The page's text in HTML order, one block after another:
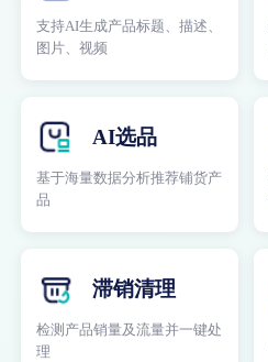
支持AI生成产品标题、描述、
图片、视频
AI选品
基于海量数据分析推荐铺货产
品
滞销清理
检测产品销量及流量并一键处
理